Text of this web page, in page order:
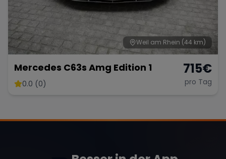
Weil am Rhein (44 km)
Mercedes C63s Amg Edition 1
0.0 (0)
715€
pro Tag